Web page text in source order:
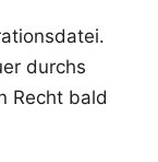
durchs
Recht bald